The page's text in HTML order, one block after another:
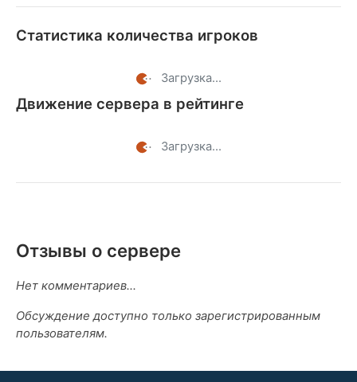
Статистика количества игроков
Загрузка...
Движение сервера в рейтинге
Загрузка...
Отзывы о сервере
Нет комментариев...
Обсуждение доступно только зарегистрированным
пользователям.